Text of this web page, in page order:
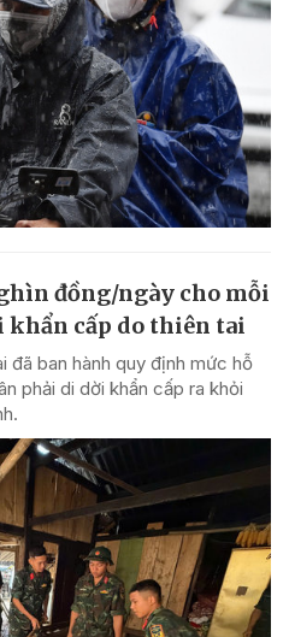
đồng/ngày cho mỗi
cấp do thiên tai
đã ban hành quy định mức hỗ
phải di dời khẩn cấp ra khỏi